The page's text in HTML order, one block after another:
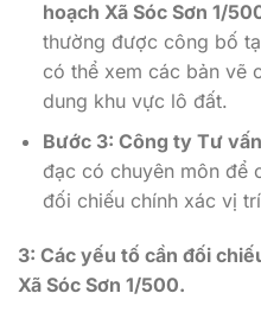
hoạch Xã Sóc Sơn 1/
thường được công bố
có thể xem các bản vẽ
dung khu vực lô đất.
Bước 3: Công ty Tư
đạc có chuyên môn để
đối chiếu chính xác vị
3: Các yếu tố cần đối
Xã Sóc Sơn 1/500.